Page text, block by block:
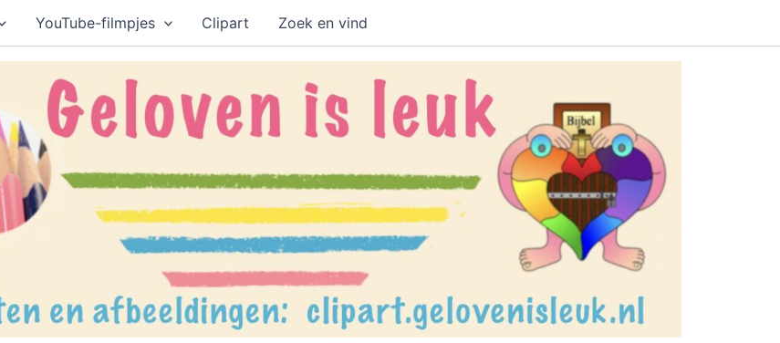
YouTube-filmpjes Clipart Zoek en vind